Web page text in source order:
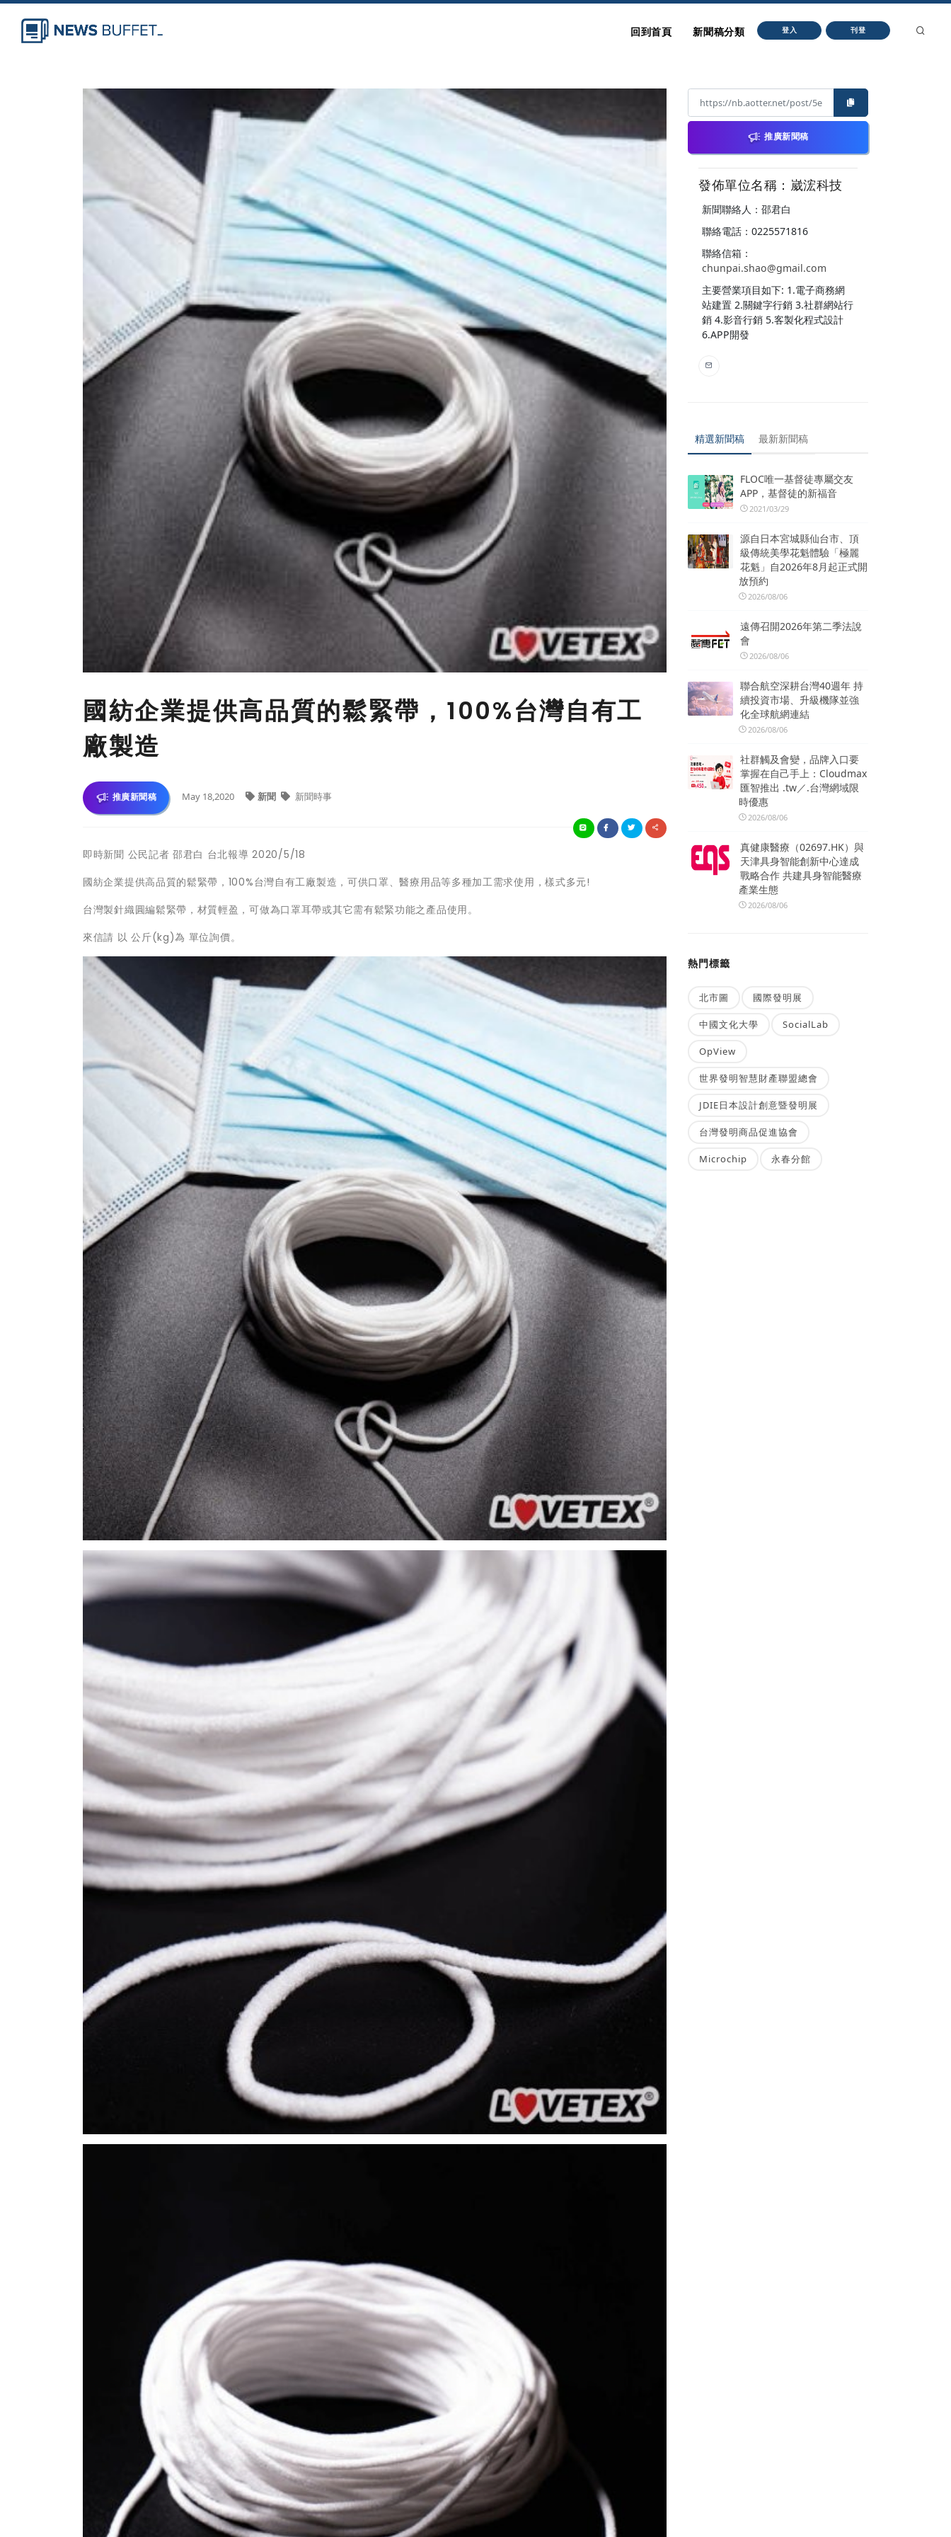
回到首頁 新聞稿分類 登入 刊登
國紡企業提供高品質的鬆緊帶，100%台灣自有工
廠製造
推廣新聞稿 May 18,2020 新聞 新聞時事
即時新聞 公民記者 邵君白 台北報導 2020/5/18
國紡企業提供高品質的鬆緊帶，100%台灣自有工廠製造，可供口罩、醫療用品等多種加工需求使用，樣式多元!
台灣製針織圓編鬆緊帶，材質輕盈，可做為口罩耳帶或其它需有鬆緊功能之產品使用。
來信請 以 公斤(kg)為 單位詢價。
推廣新聞稿
發佈單位名稱：崴浤科技
新聞聯絡人：邵君白
聯絡電話：0225571816
聯絡信箱：
chunpai.shao@gmail.com
主要營業項目如下: 1.電子商務網
站建置 2.關鍵字行銷 3.社群網站行
銷 4.影音行銷 5.客製化程式設計
6.APP開發
精選新聞稿 最新新聞稿
FLOC唯一基督徒專屬交友
APP，基督徒的新福音
2021/03/29
源自日本宮城縣仙台市、頂
級傳統美學花魁體驗「極麗
花魁」自2026年8月起正式開
放預約
2026/08/06
遠傳召開2026年第二季法說
會
2026/08/06
聯合航空深耕台灣40週年 持
續投資市場、升級機隊並強
化全球航網連結
2026/08/06
社群觸及會變，品牌入口要
掌握在自己手上：Cloudmax
匯智推出 .tw／.台灣網域限
時優惠
2026/08/06
真健康醫療（02697.HK）與
天津具身智能創新中心達成
戰略合作 共建具身智能醫療
產業生態
2026/08/06
熱門標籤
北市圖 國際發明展
中國文化大學 SocialLab
OpView
世界發明智慧財產聯盟總會
JDIE日本設計創意暨發明展
台灣發明商品促進協會
Microchip 永春分館